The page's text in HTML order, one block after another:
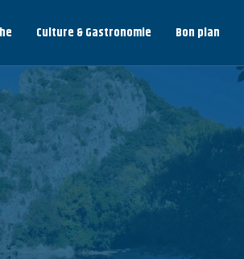
Culture & Gastronomie Bon plan